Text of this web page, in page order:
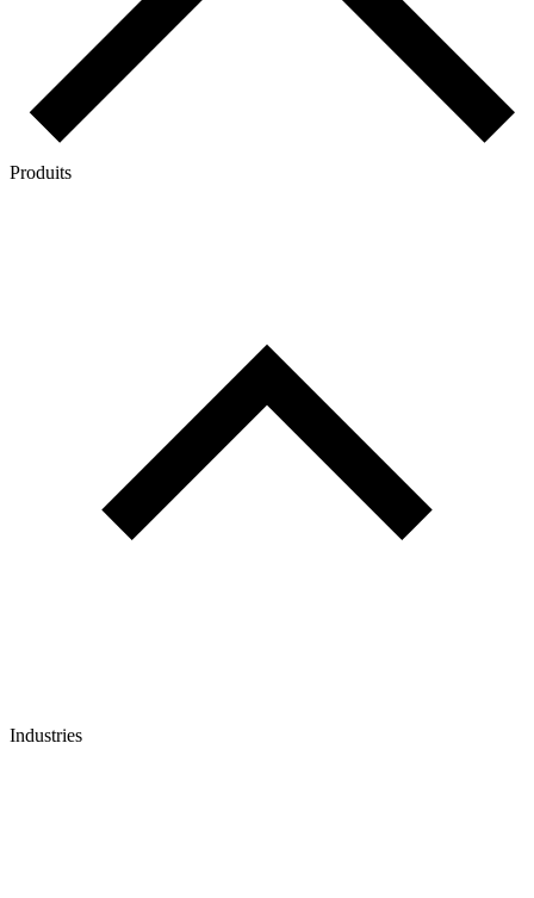
Produits
Industries